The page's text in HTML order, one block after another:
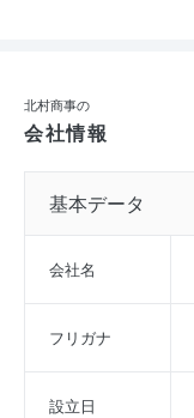
北村商事の
会社情報
基本データ
会社名
フリガナ
設立日